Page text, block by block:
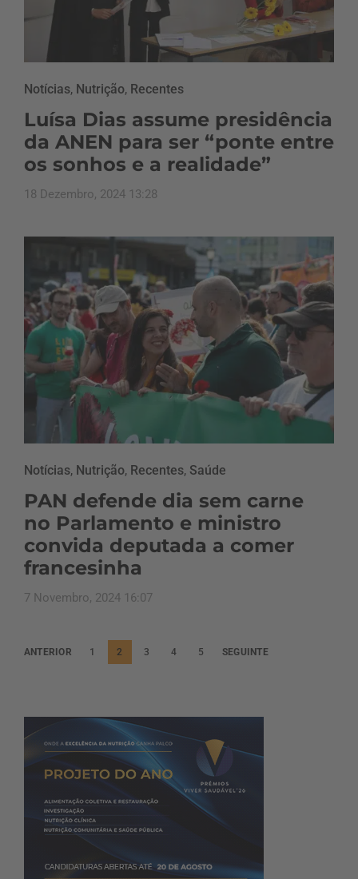
Notícias, Nutrição, Recentes
Luísa Dias assume presidência
da ANEN para ser “ponte entre
os sonhos e a realidade”
18 Dezembro, 2024 13:28
Notícias, Nutrição, Recentes, Saúde
PAN defende dia sem carne
no Parlamento e ministro
convida deputada a comer
francesinha
7 Novembro, 2024 16:07
P
ANTERIOR 1 2 3 4 5 SEGUINTE